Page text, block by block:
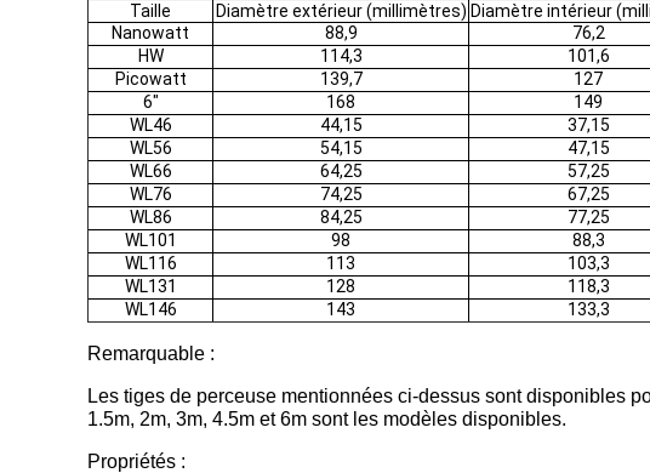
Taille
Diamètre extérieur (millimètres) Diamètre intérieur
Nanowatt
88,9 76,2
HW
114,3 101,6
Picowatt
139,7 127
6"
168 149
WL46
44,15 37,15
WL56
54,15 47,15
WL66
64,25 57,25
WL76
74,25 67,25
WL86
84,25 77,25
WL101
98 88,3
WL116
113 103,3
WL131
128 118,3
WL146
143 133,3
Remarquable :
Les tiges de perceuse mentionnées ci-dessus sont disponibles
1.5m, 2m, 3m, 4.5m et 6m sont les modèles disponibles.
Propriétés :